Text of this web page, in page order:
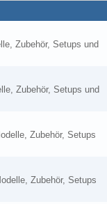
Zubehör, Setups und
Zubehör, Setups und
Zubehör, Setups
Zubehör, Setups